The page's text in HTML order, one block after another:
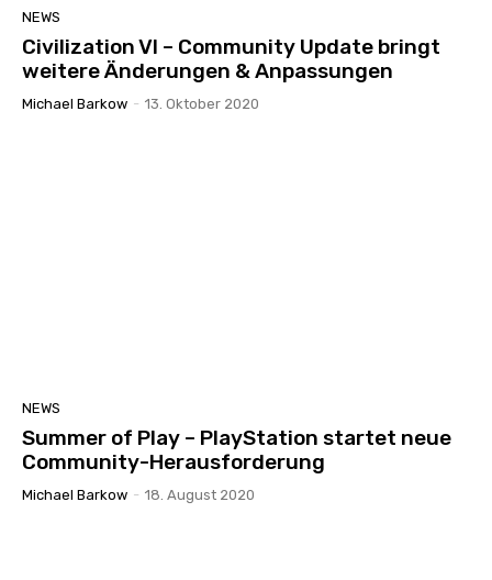
NEWS
Civilization VI – Community Update bringt
weitere Änderungen & Anpassungen
Michael Barkow - 13. Oktober 2020
NEWS
Summer of Play – PlayStation startet neue
Community-Herausforderung
Michael Barkow - 18. August 2020